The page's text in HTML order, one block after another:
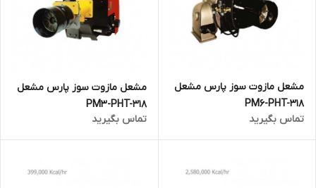
مشعل مازوت سوز پارس مشعل
PM6-PHT-318
تماس بگیرید
مشعل مازوت سوز پارس مشعل
PM3-PHT-318
تماس بگیرید